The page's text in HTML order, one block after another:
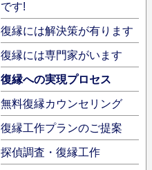
です!
復縁には解決策が有ります
復縁には専門家がいます
復縁への実現プロセス
無料復縁カウンセリング
復縁工作プランのご提案
探偵調査・復縁工作